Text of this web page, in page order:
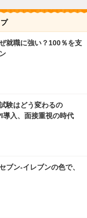
就職に強い？100％を支
験はどう変わるの
入、面接重視の時代
ブン‐イレブンの色で、